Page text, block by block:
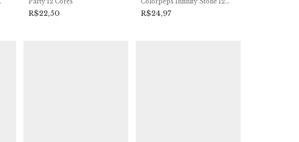
R$22,50
Cores
R$24,97